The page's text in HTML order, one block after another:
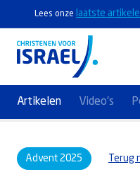
Lees onze laatste
Artikelen Video's
Actief
Advent 2025 Terug